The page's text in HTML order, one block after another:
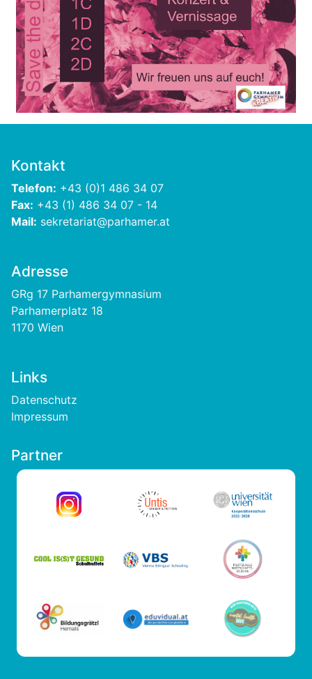
Kontakt
Telefon: +43 (0)1 486 34 07
Fax: +43 (1) 486 34 07 - 14
Mail: sekretariat@parhamer.at
Adresse
GRg 17 Parhamergymnasium
Parhamerplatz 18
1170 Wien
Links
Footer
Datenschutz
Impressum
Partner